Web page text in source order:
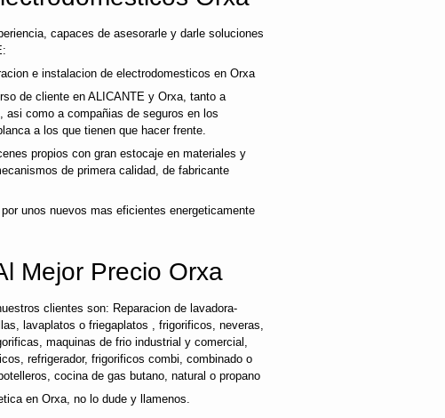
capaces de asesorarle y darle soluciones
e instalacion de electrodomesticos en Orxa
de cliente en ALICANTE y Orxa, tanto a
como a compañias de seguros en los
a los que tienen que hacer frente.
propios con gran estocaje en materiales y
de primera calidad, de fabricante
unos nuevos mas eficientes energeticamente
Mejor Precio Orxa
clientes son: Reparacion de lavadora-
lavaplatos o friegaplatos , frigorificos, neveras,
maquinas de frio industrial y comercial,
refrigerador, frigorificos combi, combinado o
cocina de gas butano, natural o propano
en Orxa, no lo dude y llamenos.